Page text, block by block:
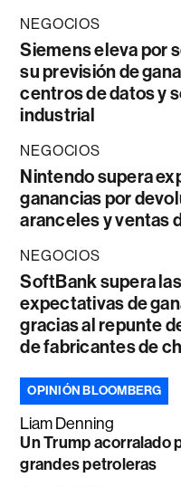
NEGOCIOS
Siemens eleva por
su previsión de
centros de datos y
industrial
NEGOCIOS
Nintendo supera
ganancias por
aranceles y ventas
NEGOCIOS
SoftBank supera las
expectativas de
gracias al repunte
de fabricantes de
OPINIÓN BLOOMBERG
Liam Denning
Un Trump acorralado
grandes petroleras